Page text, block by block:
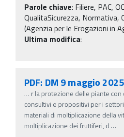
Parole chiave: Filiere, PAC,
QualitaSicurezza, Normativa,
(Agenzia per le Erogazioni in
Ultima modifica:
PDF: DM 9 maggio
… r la protezione delle piante
consultivi e propositivi per i
materiali di moltiplicazione della
moltiplicazione dei fruttiferi, d …